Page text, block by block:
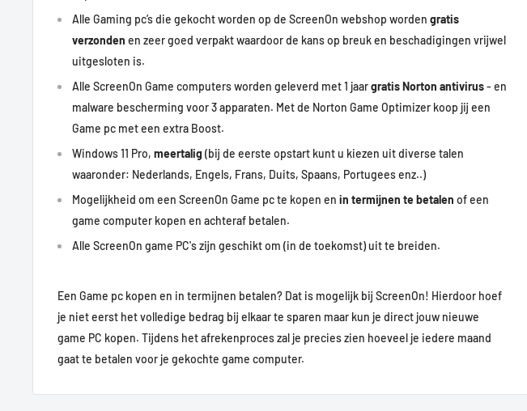
Alle Gaming pc’s die gekocht worden op de ScreenOn webshop worden gratis
verzonden en zeer goed verpakt waardoor de kans op breuk en beschadigingen vrijwel
uitgesloten is.
Alle ScreenOn Game computers worden geleverd met 1 jaargratis Norton antivirus- en
malware bescherming voor 3 apparaten. Met de Norton Game Optimizer koop jij een
Game pc met een extra Boost.
Windows 11 Pro, meertalig (bij de eerste opstart kunt u kiezen uit diverse talen
waaronder: Nederlands, Engels, Frans, Duits, Spaans, Portugees enz..)
Mogelijkheid om een ScreenOn Game pc te kopen en in termijnen te betalen of een
game computer kopen en achteraf betalen.
Alle ScreenOn game PC's zijn geschikt om (in de toekomst) uit te breiden.
Een Game pc kopen en in termijnen betalen? Dat is mogelijk bij ScreenOn! Hierdoor hoef
je niet eerst het volledige bedrag bij elkaar te sparen maar kun je direct jouw nieuwe
game PC kopen. Tijdens het afrekenproces zal je precies zien hoeveel je iedere maand
gaat te betalen voor je gekochte game computer.